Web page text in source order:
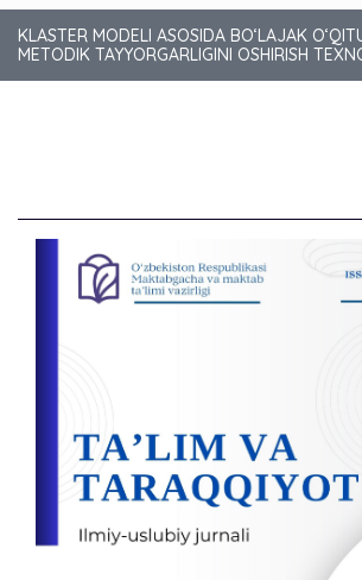
KLASTER MODELI ASOSIDA BO‘LAJAK
METODIK TAYYORGARLIGINI OSHIRISH